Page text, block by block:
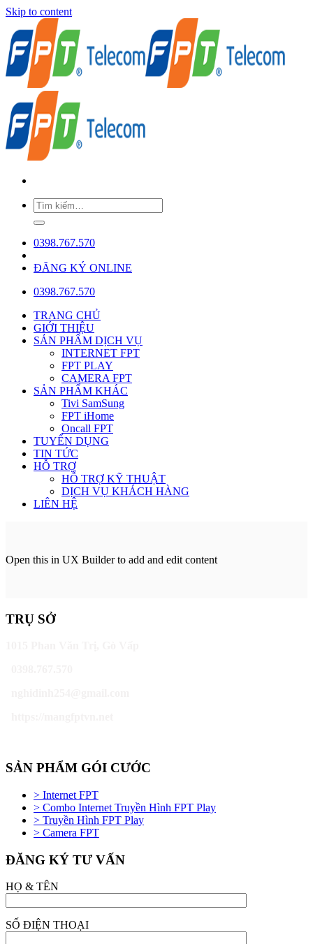
Skip to content
0398.767.570
ĐĂNG KÝ ONLINE
0398.767.570
TRANG CHỦ
GIỚI THIỆU
SẢN PHẨM DỊCH VỤ
INTERNET FPT
FPT PLAY
CAMERA FPT
SẢN PHẨM KHÁC
Tivi SamSung
FPT iHome
Oncall FPT
TUYỂN DỤNG
TIN TỨC
HỖ TRỢ
HỖ TRỢ KỸ THUẬT
DỊCH VỤ KHÁCH HÀNG
LIÊN HỆ
Open this in UX Builder to add and edit content
TRỤ SỞ
SẢN PHẨM GÓI CƯỚC
> Internet FPT
> Combo Internet Truyền Hình FPT Play
> Truyền Hình FPT Play
> Camera FPT
ĐĂNG KÝ TƯ VẤN
HỌ & TÊN
SỐ ĐIỆN THOẠI